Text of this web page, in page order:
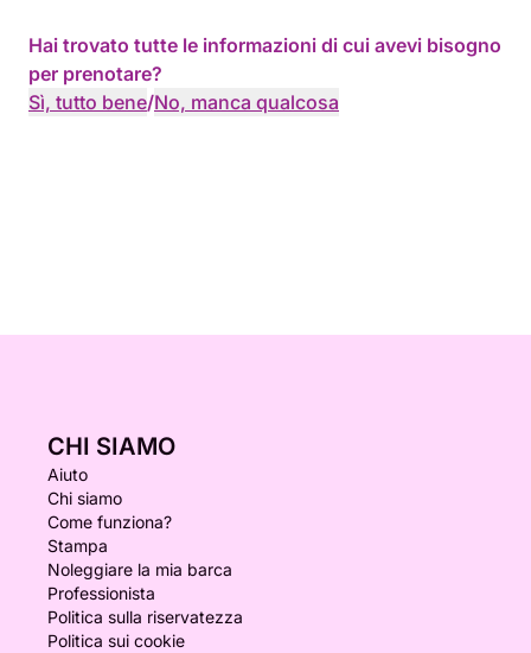
Hai trovato tutte le informazioni di cui avevi bisogno
per prenotare?
Sì, tutto bene/No, manca qualcosa
CHI SIAMO
Aiuto
Chi siamo
Come funziona?
Stampa
Noleggiare la mia barca
Professionista
Politica sulla riservatezza
Politica sui cookie